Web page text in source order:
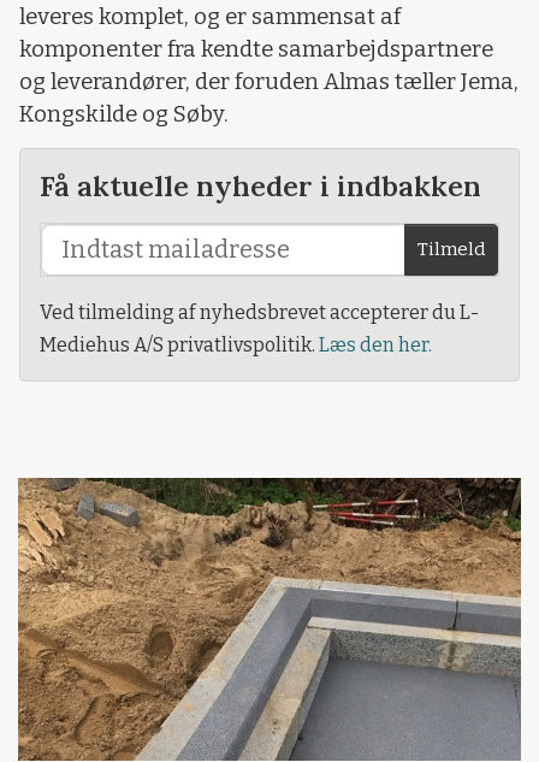
leveres komplet, og er sammensat af
komponenter fra kendte samarbejdspartnere
og leverandører, der foruden Almas tæller Jema,
Kongskilde og Søby.
Få aktuelle nyheder i indbakken
Tilmeld
Ved tilmelding af nyhedsbrevet accepterer du L-
Mediehus A/S privatlivspolitik. Læs den her.